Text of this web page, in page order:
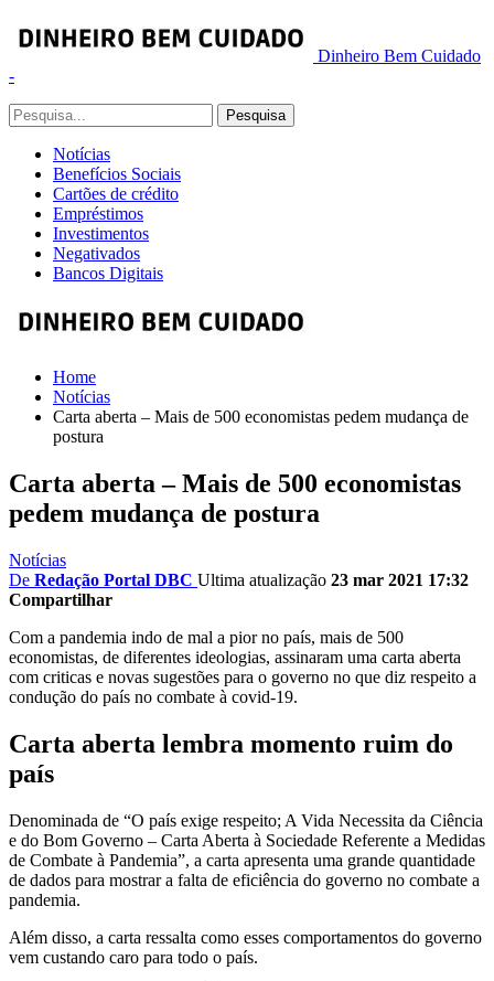
Dinheiro Bem Cuidado
-
Notícias
Benefícios Sociais
Cartões de crédito
Empréstimos
Investimentos
Negativados
Bancos Digitais
Home
Notícias
Carta aberta – Mais de 500 economistas pedem mudança de
postura
Carta aberta – Mais de 500 economistas
pedem mudança de postura
Notícias
De Redação Portal DBC Ultima atualização 23 mar 2021 17:32
Compartilhar
Com a pandemia indo de mal a pior no país, mais de 500
economistas, de diferentes ideologias, assinaram uma carta aberta
com criticas e novas sugestões para o governo no que diz respeito a
condução do país no combate à covid-19.
Carta aberta lembra momento ruim do
país
Denominada de “O país exige respeito; A Vida Necessita da Ciência
e do Bom Governo – Carta Aberta à Sociedade Referente a Medidas
de Combate à Pandemia”, a carta apresenta uma grande quantidade
de dados para mostrar a falta de eficiência do governo no combate a
pandemia.
Além disso, a carta ressalta como esses comportamentos do governo
vem custando caro para todo o país.